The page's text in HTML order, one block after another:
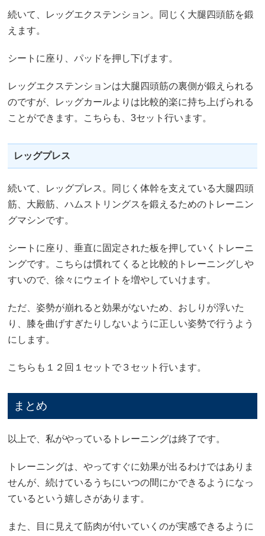
続いて、レッグエクステンション。同じく大腿四頭筋を鍛
えます。
シートに座り、パッドを押し下げます。
レッグエクステンションは大腿四頭筋の裏側が鍛えられる
のですが、レッグカールよりは比較的楽に持ち上げられる
ことができます。こちらも、3セット行います。
レッグプレス
続いて、レッグプレス。同じく体幹を支えている大腿四頭
筋、大殿筋、ハムストリングスを鍛えるためのトレーニン
グマシンです。
シートに座り、垂直に固定された板を押していくトレーニ
ングです。こちらは慣れてくると比較的トレーニングしや
すいので、徐々にウェイトを増やしていけます。
ただ、姿勢が崩れると効果がないため、おしりが浮いた
り、膝を曲げすぎたりしないように正しい姿勢で行うよう
にします。
こちらも１２回１セットで３セット行います。
まとめ
以上で、私がやっているトレーニングは終了です。
トレーニングは、やってすぐに効果が出るわけではありま
せんが、続けているうちにいつの間にかできるようになっ
ているという嬉しさがあります。
また、目に見えて筋肉が付いていくのが実感できるように